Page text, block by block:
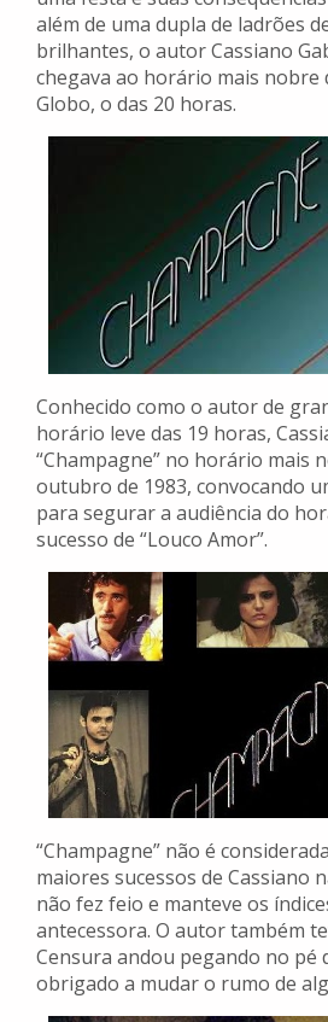
além de uma dupla de ladrões
brilhantes, o autor Cassiano
chegava ao horário mais nobre
Globo, o das 20 horas.
Conhecido como o autor de
horário leve das 19 horas,
“Champagne” no horário mais
outubro de 1983, convocando
para segurar a audiência do
sucesso de “Louco Amor”.
“Champagne” não é
maiores sucessos de Cassiano
não fez feio e manteve os
antecessora. O autor também
Censura andou pegando no pé
obrigado a mudar o rumo de